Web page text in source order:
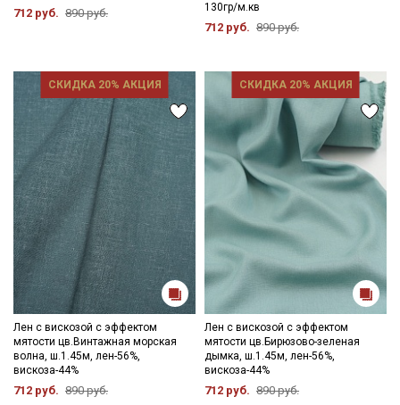
712 руб. 890 руб.
130гр/м.кв
712 руб. 890 руб.
СКИДКА 20% АКЦИЯ
Лен с вискозой с эффектом
мятости цв.Винтажная морская
волна, ш.1.45м, лен-56%,
вискоза-44%
712 руб. 890 руб.
СКИДКА 20% АКЦИЯ
Лен с вискозой с эффектом
мятости цв.Бирюзово-зеленая
дымка, ш.1.45м, лен-56%,
вискоза-44%
712 руб. 890 руб.
Секретная рассылка от Купава
Мы публикуем здесь дополнительные